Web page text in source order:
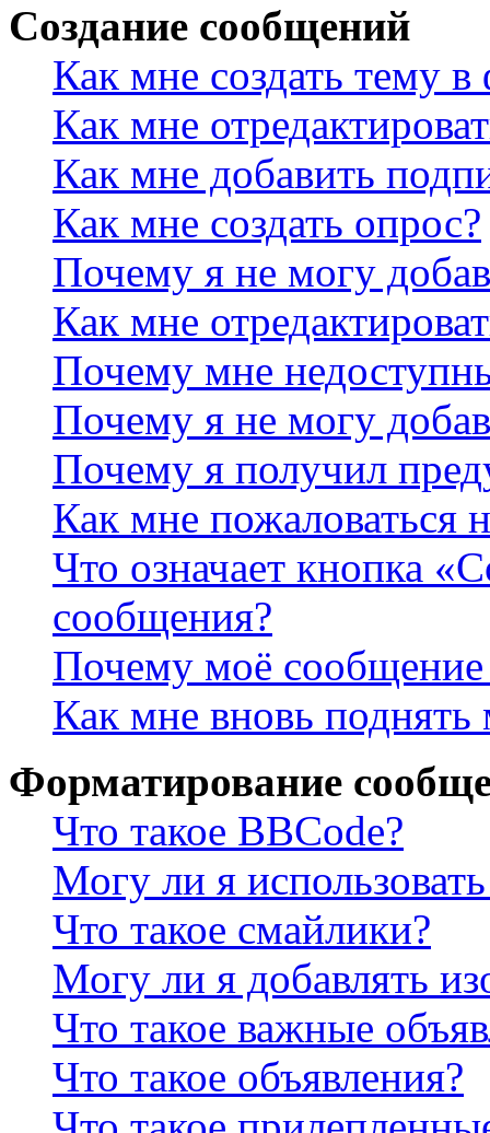
Создание сообщений
Как мне создать тему
Как мне
Как мне добавить
Как мне создать опрос?
Почему я не могу
Как мне
Почему мне
Почему я не могу
Почему я получил
Как мне пожаловаться
Что означает кнопка
сообщения?
Почему моё сообщение
Как мне вновь
Форматирование
Что такое BBCode?
Могу ли я
Что такое смайлики?
Могу ли я добавлять
Что такое важные
Что такое объявления?